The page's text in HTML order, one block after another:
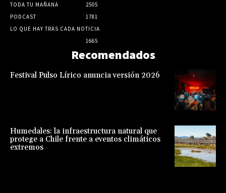
TODA TU MAÑANA
2505
PODCAST
1781
LO QUE HAY TRAS CADA NOTICIA
1665
Recomendados
Festival Pulso Lírico anuncia versión 2026
Humedales: la infraestructura natural que
protege a Chile frente a eventos climáticos
extremos